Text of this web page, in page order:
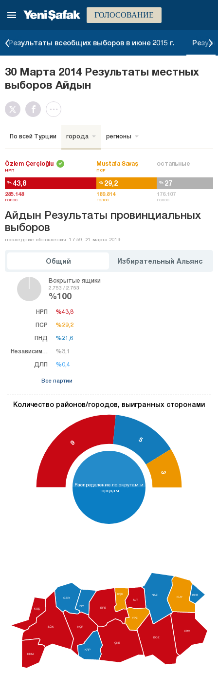
ГОЛОСОВАНИЕ
Результаты всеобщих выборов в июне 2015 г.
30 Марта 2014 Результаты местных
выборов Айдын
По всей Турции города регионы
Özlem Çerçioğlu
НРП
% 43,8
285.148
голос
Mustafa Savaş
ПСР
% 29,2
189.814
голос
остальные
% 27
176.107
голос
Айдын Результаты провинциальных
выборов
последние обновления: 17:59, 21 марта 2019
Общий Избирательный Альянс
Вскрытые ящики
2.753 / 2.753
%100
НРП
ПСР
ПНД
Независимый
ДЛП
%43,8
%29,2
%21,6
%3,1
%0,4
%43,8
%29,2
%21,6
%3,1
%0,4
Все партии
Количество районов/городов, выигранных сторонами
9 5
3
Распределение по округам и
городам
BOZ
ÇNE
GER
KRC
KÇR
KUŞ
KUY
NAZ
SÖK
SLT
YPZ
BHR
İNC
KRP
KŞK
DDM
EFE